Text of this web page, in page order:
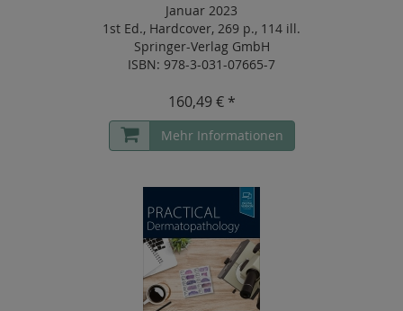
Januar 2023
1st Ed., Hardcover, 269 p., 114 ill.
Springer-Verlag GmbH
ISBN: 978-3-031-07665-7
160,49 € *
Mehr Informationen